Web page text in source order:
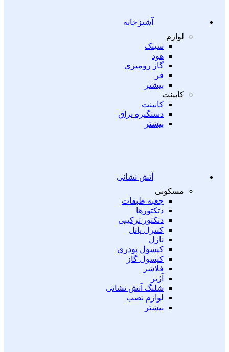
آشپزخانه
لوازم
سینک
هود
گاز رومیزی
فر
بیشتر
کابینت
کابینت
دستگیره یراق
بیشتر
آتش نشانی
مسکونی
جعبه طبقات
دتکتورها
دتکتور ترکیبی
کنترل پانل
نازل
کپسول پودری
کپسول گاز
فلاشر
آژیر
شلنگ آتش نشانی
لوازم نصب
بیشتر